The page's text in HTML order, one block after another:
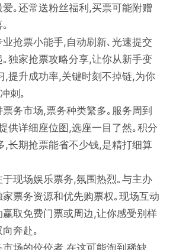
｡还常送粉丝福利,买票可能附赠
业抢票小能手,自动刷新､光速提交
独家抢票攻略分享,让你从新手变
,提升成功率,关键时刻不掉链,为你
刺｡
票务市场,票务种类繁多｡服务周到
供详细座位图,选座一目了然｡积分
,长期抢票能省不少钱,是精打细算
于现场娱乐票务,氛围热烈｡与主办
票务资源和优先购票权｡现场互动
取免费门票或周边,让你感受别样
奔赴｡
场的佼佼者,在这可能淘到稀缺